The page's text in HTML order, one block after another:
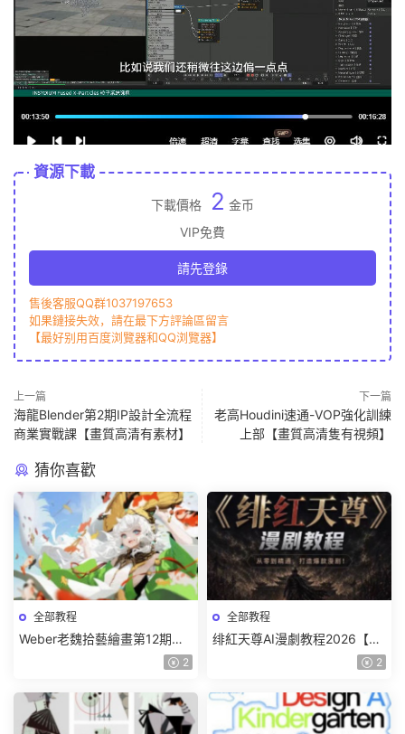
資源下載
下載價格 2 金币
VIP免費
請先登錄
售後客服QQ群1037197653
如果鏈接失效，請在最下方評論區留言
【最好别用百度浏覽器和QQ浏覽器】
上一篇
海龍Blender第2期IP設計全流程
商業實戰課【畫質高清有素材】
下一篇
老高Houdini速通-VOP強化訓練
上部【畫質高清隻有視頻】
猜你喜歡
全部教程
Weber老魏拾藝繪畫第12期角
色特訓班【畫質不錯隻有視
2
全部教程
绯紅天尊AI漫劇教程2026【畫
2